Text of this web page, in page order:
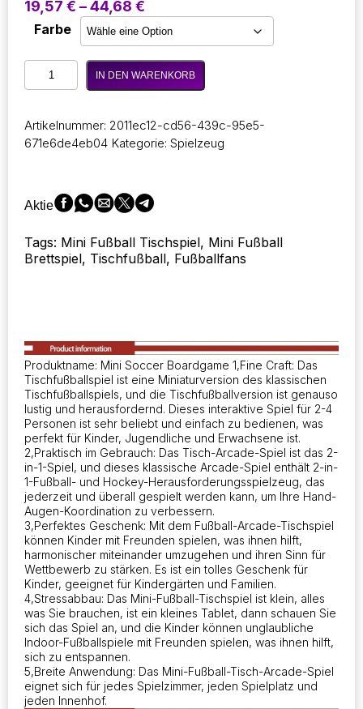
19,57 € –44,68 €
19,57 €
bis
44,68 €
Farbe
Tischfußball
Partyspiel,
Spaß
Mini-
Spiele,
Spielbrett
Parent-
Child
Menge
IN DEN WARENKORB
Artikelnummer: 2011ec12-cd56-439c-95e5-
671e6de4eb04 Kategorie: Spielzeug
Aktie
Tags: Mini Fußball Tischspiel, Mini Fußball
Brettspiel, Tischfußball, Fußballfans
Produktname: Mini Soccer Boardgame 1,Fine Craft: Das
Tischfußballspiel ist eine Miniaturversion des klassischen
Tischfußballspiels, und die Tischfußballversion ist genauso
lustig und herausfordernd. Dieses interaktive Spiel für 2-4
Personen ist sehr beliebt und einfach zu bedienen, was
perfekt für Kinder, Jugendliche und Erwachsene ist.
2,Praktisch im Gebrauch: Das Tisch-Arcade-Spiel ist das 2-
in-1-Spiel, und dieses klassische Arcade-Spiel enthält 2-in-
1-Fußball- und Hockey-Herausforderungsspielzeug, das
jederzeit und überall gespielt werden kann, um Ihre Hand-
Augen-Koordination zu verbessern.
3,Perfektes Geschenk: Mit dem Fußball-Arcade-Tischspiel
können Kinder mit Freunden spielen, was ihnen hilft,
harmonischer miteinander umzugehen und ihren Sinn für
Wettbewerb zu stärken. Es ist ein tolles Geschenk für
Kinder, geeignet für Kindergärten und Familien.
4,Stressabbau: Das Mini-Fußball-Tischspiel ist klein, alles
was Sie brauchen, ist ein kleines Tablet, dann schauen Sie
sich das Spiel an, und die Kinder können unglaubliche
Indoor-Fußballspiele mit Freunden spielen, was ihnen hilft,
sich zu entspannen.
5,Breite Anwendung: Das Mini-Fußball-Tisch-Arcade-Spiel
eignet sich für jedes Spielzimmer, jeden Spielplatz und
jeden Innenhof.